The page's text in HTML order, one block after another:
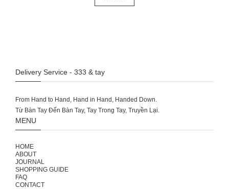
Delivery Service - 333 & tay
From Hand to Hand, Hand in Hand, Handed Down.
MENU
HOME
ABOUT
JOURNAL
SHOPPING GUIDE
FAQ
CONTACT